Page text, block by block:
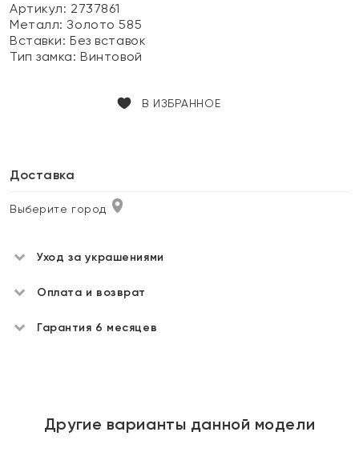
Артикул: 2737861
Металл:Золото 585
Вставки:Без вставок
Тип замка:Винтовой
В ИЗБРАННОЕ
Доставка
Выберите город
Уход за украшениями
Оплата и возврат
Гарантия 6 месяцев
Другие варианты данной модели